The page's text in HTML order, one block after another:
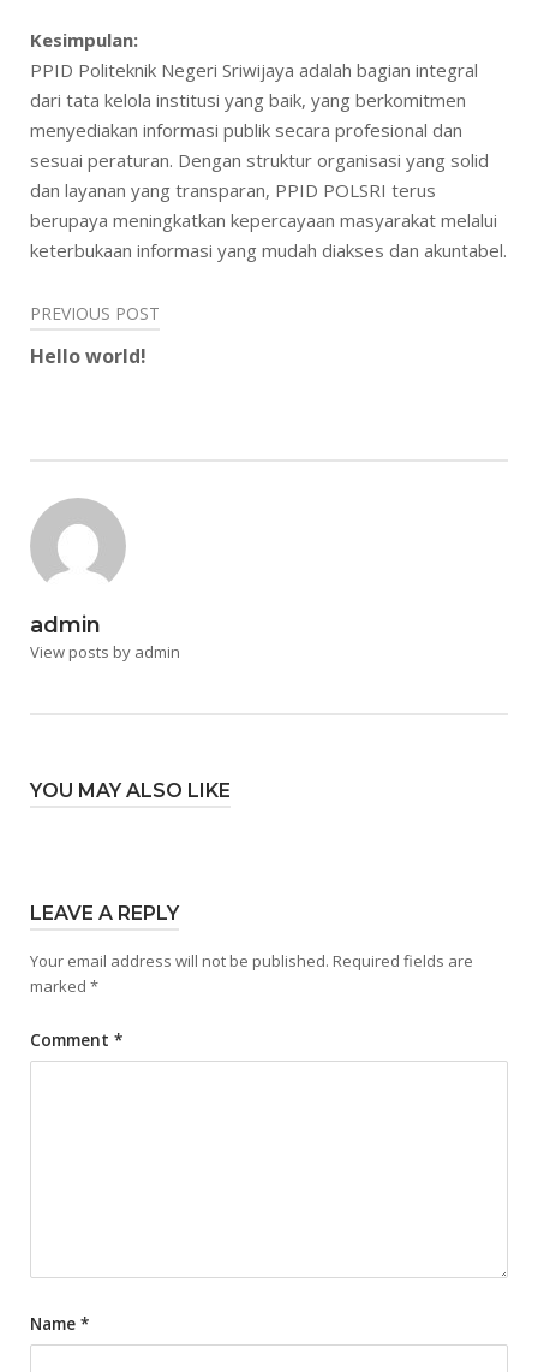
Kesimpulan:
PPID Politeknik Negeri Sriwijaya adalah bagian integral
dari tata kelola institusi yang baik, yang berkomitmen
menyediakan informasi publik secara profesional dan
sesuai peraturan. Dengan struktur organisasi yang solid
dan layanan yang transparan, PPID POLSRI terus
berupaya meningkatkan kepercayaan masyarakat melalui
keterbukaan informasi yang mudah diakses dan akuntabel.
Post
navigation
PREVIOUS POST
Hello world!
admin
View posts by admin
YOU MAY ALSO LIKE
LEAVE A REPLY
Your email address will not be published. Required fields are
marked *
Comment *
Name *